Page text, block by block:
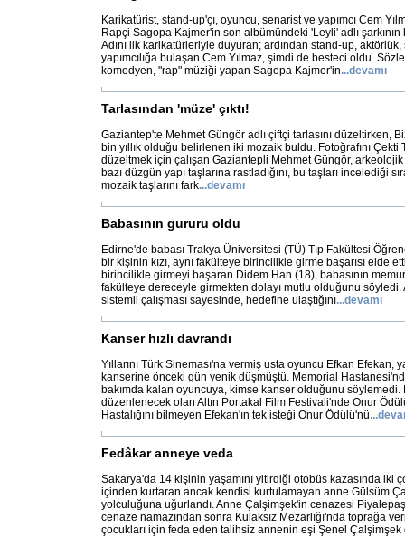
Karikatürist, stand-up'çı, oyuncu, senarist ve yapımcı Cem
Rapçi Sagopa Kajmer'in son albümündeki 'Leyli' adlı şarkının
Adını ilk karikatürleriyle duyuran; ardından stand-up,
yapımcılığa bulaşan Cem Yılmaz, şimdi de besteci oldu.
komedyen, "rap" müziği yapan Sagopa Kajmer'in...devamı
Tarlasından 'müze' çıktı!
Gaziantep'te Mehmet Güngör adlı çiftçi tarlasını düzeltirken,
bin yıllık olduğu belirlenen iki mozaik buldu. Fotoğrafını Çekti
düzeltmek için çalışan Gaziantepli Mehmet Güngör, arkeolojik
bazı düzgün yapı taşlarına rastladığını, bu taşları incelediği
mozaik taşlarını fark...devamı
Babasının gururu oldu
Edirne'de babası Trakya Üniversitesi (TÜ) Tıp Fakültesi
bir kişinin kızı, aynı fakülteye birincilikle girme başarısı elde
birincilikle girmeyi başaran Didem Han (18), babasının memur
fakülteye dereceyle girmekten dolayı mutlu olduğunu
sistemli çalışması sayesinde, hedefine ulaştığını...devamı
Kanser hızlı davrandı
Yıllarını Türk Sineması'na vermiş usta oyuncu Efkan Efekan,
kanserine önceki gün yenik düşmüştü. Memorial
bakımda kalan oyuncuya, kimse kanser olduğunu söylemedi.
düzenlenecek olan Altın Portakal Film Festivali'nde Onur
Hastalığını bilmeyen Efekan'ın tek isteği Onur Ödülü'nü...
Fedâkar anneye veda
Sakarya'da 14 kişinin yaşamını yitirdiği otobüs kazasında iki
içinden kurtaran ancak kendisi kurtulamayan anne Gülsüm
yolculuğuna uğurlandı. Anne Çalşimşek'in cenazesi
cenaze namazından sonra Kulaksız Mezarlığı'nda toprağa
çocukları için feda eden talihsiz annenin eşi Şenel Çalşimşek